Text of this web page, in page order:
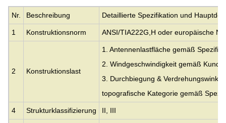
Nr. Beschreibung Detaillierte Spezifikation und
1 Konstruktionsnorm ANSI/TIA222G,H oder europäische
2 Konstruktionslast
1. Antennenlastfläche gemäß
2. Windgeschwindigkeit gemäß
3. Durchbiegung &
topografische Kategorie gemäß
4 Strukturklassifizierung II, III